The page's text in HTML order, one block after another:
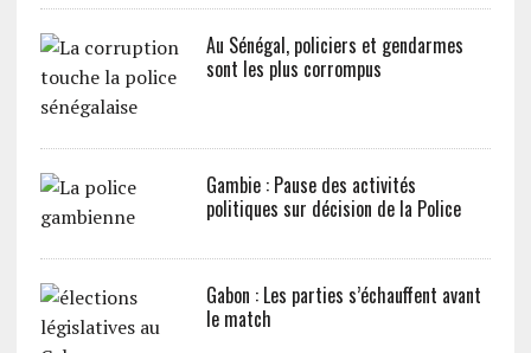
Au Sénégal, policiers et gendarmes
sont les plus corrompus
Gambie : Pause des activités
politiques sur décision de la Police
Gabon : Les parties s’échauffent avant
le match